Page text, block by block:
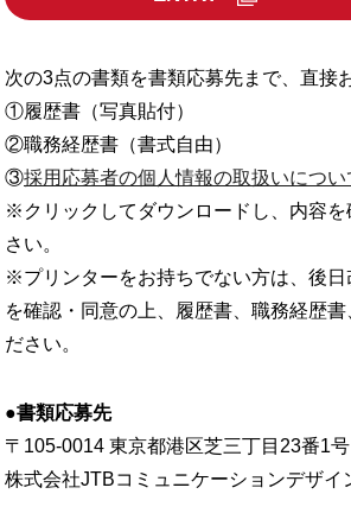
次の3点の書類を書類応募先まで、直接
①履歴書（写真貼付）
②職務経歴書（書式自由）
③採用応募者の個人情報の取扱いについ
※クリックしてダウンロードし、内容
さい。
※プリンターをお持ちでない方は、後
を確認・同意の上、履歴書、職務経歴
ださい。
●書類応募先
〒105-0014 東京都港区芝三丁目23番1
株式会社JTBコミュニケーションデザ